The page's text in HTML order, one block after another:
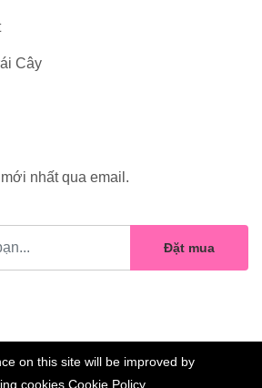
Cây
nhất qua email.
Đặt mua
on this site will be improved by
cookies Cookie Policy